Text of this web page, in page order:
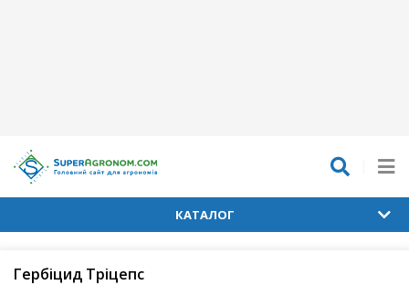
КАТАЛОГ
Гербіцид Тріцепс